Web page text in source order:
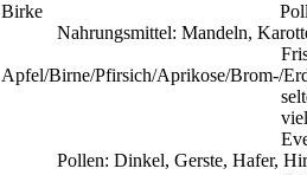
Birke
Nahrungsmittel: Mandeln,
Apfel/Birne/Pfirsich/Aprikose/Brom-/
Pollen: Dinkel, Gerste, Hafer,